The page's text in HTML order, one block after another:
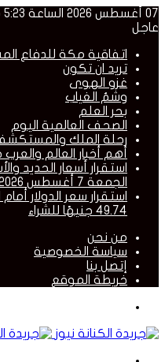
07 أغسطس 2026 الساعة 5:23 م
عاجل
اتفاقية مكة للدفاع
تريد ان تكون
غزو الهوى
وشمُ الغياب
بحر العلم
الصحف العالمية اليوم
رحلة الملك والمستكشف
أهم أخبار العالم
استقرار أسعار الحديد
الجمعة 7 أغسطس 2026
استقرار سعر الدولار
49.74 جنيهًا للشراء
من نحن
سياسة الخصوصية
إتصل بنا
خريطة الموقع